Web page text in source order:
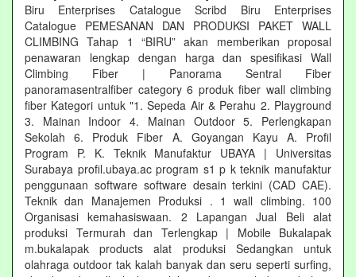
Biru Enterprises Catalogue Scribd Biru Enterprises
Catalogue PEMESANAN DAN PRODUKSI PAKET WALL
CLIMBING Tahap 1 “BIRU” akan memberikan proposal
penawaran lengkap dengan harga dan spesifikasi Wall
Climbing Fiber | Panorama Sentral Fiber
panoramasentralfiber category 6 produk fiber wall climbing
fiber Kategori untuk "1. Sepeda Air & Perahu 2. Playground
3. Mainan Indoor 4. Mainan Outdoor 5. Perlengkapan
Sekolah 6. Produk Fiber A. Goyangan Kayu A. Profil
Program P. K. Teknik Manufaktur UBAYA | Universitas
Surabaya profil.ubaya.ac program s1 p k teknik manufaktur
penggunaan software software desain terkini (CAD CAE).
Teknik dan Manajemen Produksi . 1 wall climbing. 100
Organisasi kemahasiswaan. 2 Lapangan Jual Beli alat
produksi Termurah dan Terlengkap | Mobile Bukalapak
m.bukalapak products alat produksi Sedangkan untuk
olahraga outdoor tak kalah banyak dan seru seperti surfing,